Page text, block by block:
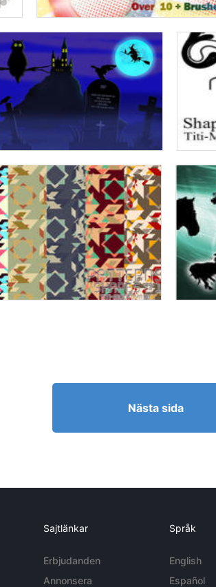
Nästa sida
Sajtlänkar
Erbjudanden
Annonsera
Språk
English
Español